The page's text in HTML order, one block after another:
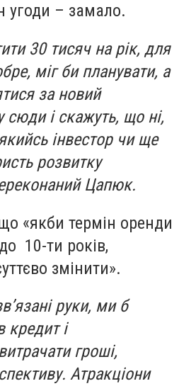
угоди – замало.
30 тисяч на рік, для
міг би планувати, а
за новий
сюди і скажуть, що ні,
інвестор чи ще
розвитку
Цапюк.
«якби термін оренди
10-ти років,
змінити».
руки, ми б
кредит і
гроші,
Атракціони